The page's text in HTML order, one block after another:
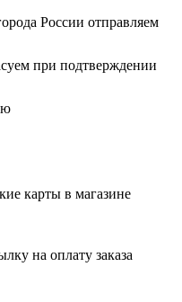
России отправляем
при подтверждении
карты в магазине
на оплату заказа